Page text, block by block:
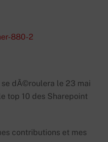
dÃ©roulera le 23 mai
top 10 des Sharepoint
contributions et mes